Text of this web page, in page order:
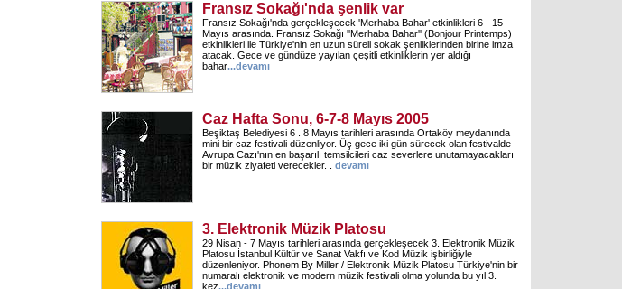
Fransız Sokağı'nda şenlik var
Fransız Sokağı'nda gerçekleşecek 'Merhaba Bahar' etkinlikleri 6 - 15
Mayıs arasında. Fransız Sokağı ''Merhaba Bahar'' (Bonjour Printemps)
etkinlikleri ile Türkiye'nin en uzun süreli sokak şenliklerinden birine imza
atacak. Gece ve gündüze yayılan çeşitli etkinliklerin yer aldığı
bahar...devamı
Caz Hafta Sonu, 6-7-8 Mayıs 2005
Beşiktaş Belediyesi 6 . 8 Mayıs tarihleri arasında Ortaköy meydanında
mini bir caz festivali düzenliyor. Üç gece iki gün sürecek olan festivalde
Avrupa Cazı'nın en başarılı temsilcileri caz severlere unutamayacakları
bir müzik ziyafeti verecekler. . devamı
3. Elektronik Müzik Platosu
29 Nisan - 7 Mayıs tarihleri arasında gerçekleşecek 3. Elektronik Müzik
Platosu İstanbul Kültür ve Sanat Vakfı ve Kod Müzik işbirliğiyle
düzenleniyor. Phonem By Miller / Elektronik Müzik Platosu Türkiye'nin bir
numaralı elektronik ve modern müzik festivali olma yolunda bu yıl 3.
kez...devamı